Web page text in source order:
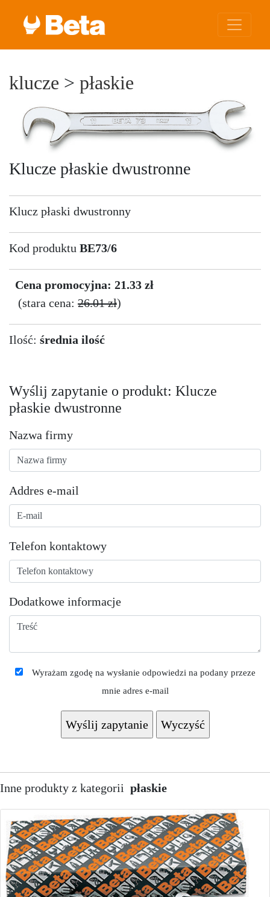
klucze > płaskie
Klucze płaskie dwustronne
Klucz płaski dwustronny
Kod produktu BE73/6
Cena promocyjna: 21.33 zł
(stara cena: 26.01 zł)
Ilość: średnia ilość
Wyślij zapytanie o produkt: Klucze
płaskie dwustronne
Nazwa firmy
Addres e-mail
Telefon kontaktowy
Dodatkowe informacje
Wyrażam zgodę na wysłanie odpowiedzi na podany przeze
mnie adres e-mail
Inne produkty z kategorii płaskie